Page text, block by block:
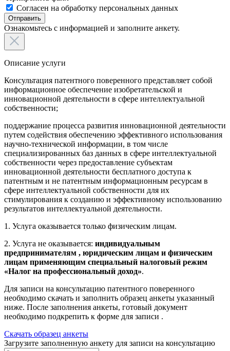
Согласен на обработку персональных данных
Отправить
Ознакомьтесь с информацией и заполните анкету.
Описание услуги
Консультация патентного поверенного представляет собой
информационное обеспечение изобретательской и
инновационной деятельности в сфере интеллектуальной
собственности;
поддержание процесса развития инновационной деятельности
путем содействия обеспечению эффективного использования
научно-технической информации, в том числе
специализированных баз данных в сфере интеллектуальной
собственности через предоставление субъектам
инновационной деятельности бесплатного доступа к
патентным и не патентным информационным ресурсам в
сфере интеллектуальной собственности для их
стимулирования к созданию и эффективному использованию
результатов интеллектуальной деятельности.
1. Услуга оказывается только физическим лицам.
2. Услуга не оказывается: индивидуальным
предпринимателям , юридическим лицам и физическим
лицам применяющим специальный налоговый режим
«Налог на профессиональный доход».
Для записи на консультацию патентного поверенного
необходимо скачать и заполнить образец анкеты указанный
ниже. После заполнения анкеты, готовый документ
необходимо подкрепить к форме для записи .
Скачать образец анкеты
Загрузите заполненную анкету для записи на консультацию